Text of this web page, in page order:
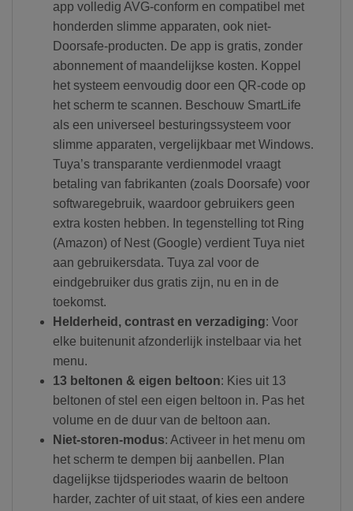
app volledig AVG-conform en compatibel met
honderden slimme apparaten, ook niet-
Doorsafe-producten. De app is gratis, zonder
abonnement of maandelijkse kosten. Koppel
het systeem eenvoudig door een QR-code op
het scherm te scannen. Beschouw SmartLife
als een universeel besturingssysteem voor
slimme apparaten, vergelijkbaar met Windows.
Tuya’s transparante verdienmodel vraagt
betaling van fabrikanten (zoals Doorsafe) voor
softwaregebruik, waardoor gebruikers geen
extra kosten hebben. In tegenstelling tot Ring
(Amazon) of Nest (Google) verdient Tuya niet
aan gebruikersdata. Tuya zal voor de
eindgebruiker dus gratis zijn, nu en in de
toekomst.
Helderheid, contrast en verzadiging: Voor
elke buitenunit afzonderlijk instelbaar via het
menu.
13 beltonen & eigen beltoon: Kies uit 13
beltonen of stel een eigen beltoon in. Pas het
volume en de duur van de beltoon aan.
Niet-storen-modus: Activeer in het menu om
het scherm te dempen bij aanbellen. Plan
dagelijkse tijdsperiodes waarin de beltoon
harder, zachter of uit staat, of kies een andere